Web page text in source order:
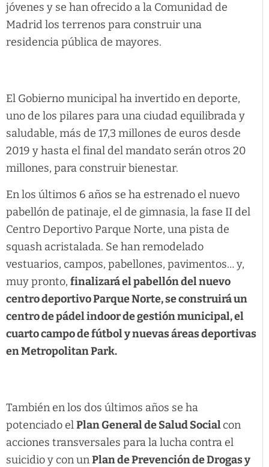
jóvenes y se han ofrecido a la Comunidad de
Madrid los terrenos para construir una
residencia pública de mayores.
El Gobierno municipal ha invertido en deporte,
uno de los pilares para una ciudad equilibrada y
saludable, más de 17,3 millones de euros desde
2019 y hasta el final del mandato serán otros 20
millones, para construir bienestar.
En los últimos 6 años se ha estrenado el nuevo
pabellón de patinaje, el de gimnasia, la fase II del
Centro Deportivo Parque Norte, una pista de
squash acristalada. Se han remodelado
vestuarios, campos, pabellones, pavimentos… y,
muy pronto, finalizará el pabellón del nuevo
centro deportivo Parque Norte, se construirá un
centro de pádel indoor de gestión municipal, el
cuarto campo de fútbol y nuevas áreas deportivas
en Metropolitan Park.
También en los dos últimos años se ha
potenciado elPlan General de Salud Socialcon
acciones transversales para la lucha contra el
suicidio y con unPlan de Prevención de Drogas y